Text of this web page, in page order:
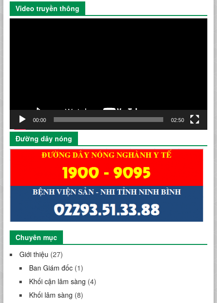
Video truyền thông
00:00 02:50
Đường dây nóng
Chuyên mục
Giới thiệu (27)
Ban Giám đốc(1)
Khối cận lâm sàng (4)
Khối lâm sàng (8)